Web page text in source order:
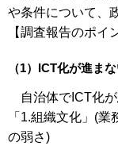
や条件について、
【調査報告のポイ
（1）ICT化が進ま
自治体でICT化が
「1.組織文化」(
の弱さ)